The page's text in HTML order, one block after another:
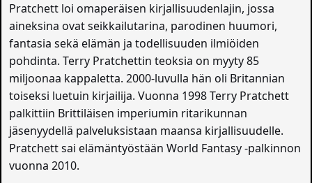
Pratchett loi omaperäisen kirjallisuudenlajin, jossa
aineksina ovat seikkailutarina, parodinen huumori,
fantasia sekä elämän ja todellisuuden ilmiöiden
pohdinta. Terry Pratchettin teoksia on myyty 85
miljoonaa kappaletta. 2000-luvulla hän oli Britannian
toiseksi luetuin kirjailija. Vuonna 1998 Terry Pratchett
palkittiin Brittiläisen imperiumin ritarikunnan
jäsenyydellä palveluksistaan maansa kirjallisuudelle.
Pratchett sai elämäntyöstään World Fantasy -palkinnon
vuonna 2010.